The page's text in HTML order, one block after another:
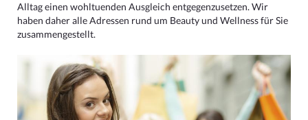
Alltag einen wohltuenden Ausgleich entgegenzusetzen. Wir
haben daher alle Adressen rund um Beauty und Wellness für Sie
zusammengestellt.